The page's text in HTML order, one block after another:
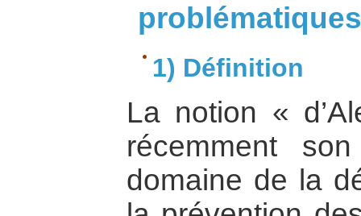
1) Définition
La notion «
récemment
domaine de la